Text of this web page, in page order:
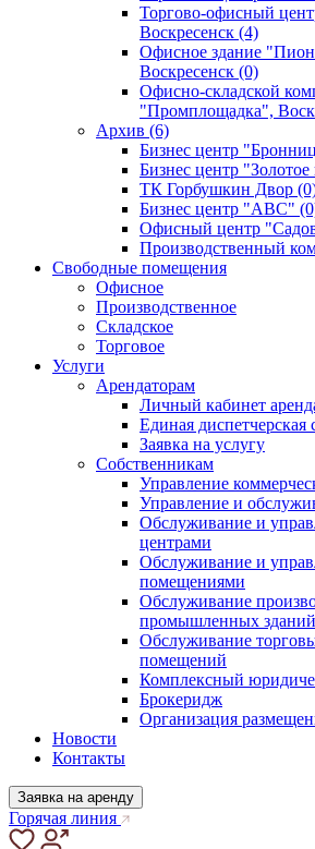
Торгово-офисный
Воскресенск (4)
Офисное здание
Воскресенск (0)
Офисно-складской
"Промплощадка",
Архив (6)
Бизнес центр
Бизнес центр
ТК Горбушкин Двор
Бизнес центр "АВС"
Офисный центр
Производственный
Свободные помещения
Офисное
Производственное
Складское
Торговое
Услуги
Арендаторам
Личный кабинет
Единая диспетчерская
Заявка на услугу
Собственникам
Управление
Управление и
Обслуживание и
центрами
Обслуживание и
помещениями
Обслуживание
промышленных
Обслуживание
помещений
Комплексный
Брокеридж
Организация
Новости
Контакты
Заявка на аренду
Горячая линия